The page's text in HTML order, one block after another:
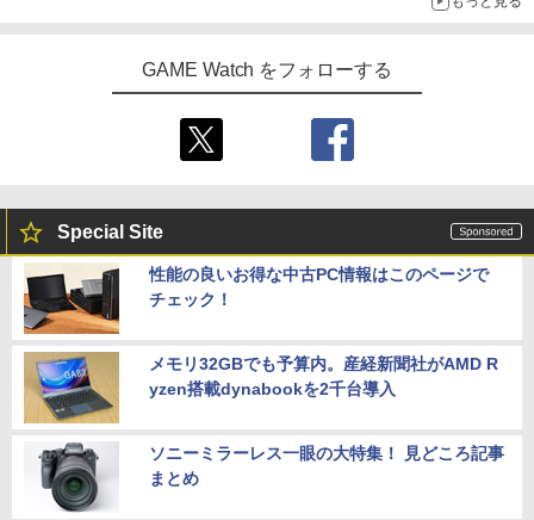
GAME Watch をフォローする
Special Site
性能の良いお得な中古PC情報はこのページで
チェック！
メモリ32GBでも予算内。産経新聞社がAMD R
yzen搭載dynabookを2千台導入
ソニーミラーレス一眼の大特集！ 見どころ記事
まとめ